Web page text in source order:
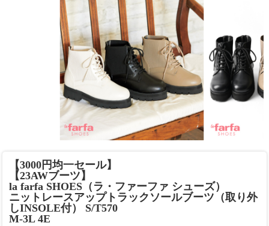
【3000円均一セール】
【23AWブーツ】
la farfa SHOES（ラ・ファーファ シューズ）
ニットレースアップトラックソールブーツ（取り外
しINSOLE付） S/T570
M-3L 4E